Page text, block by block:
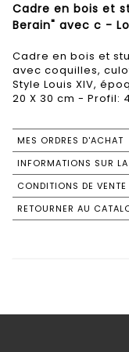
Cadre en bois et
Berain" avec c -
Cadre en bois et
avec coquilles,
Style Louis XIV,
20 X 30 cm - Profil:
MES ORDRES D'ACHAT
INFORMATIONS SUR LA
CONDITIONS DE VENTE
RETOURNER AU